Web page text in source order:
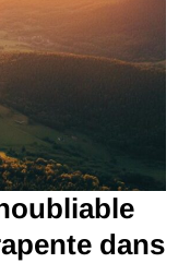
dans